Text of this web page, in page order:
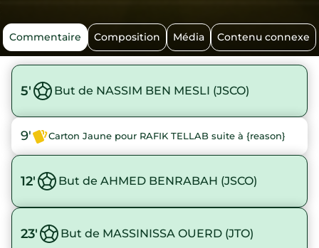
Commentaire Composition Média Contenu connexe
5' But de NASSIM BEN MESLI (JSCO)
9' Carton Jaune pour RAFIK TELLAB suite à {reason}
12' But de AHMED BENRABAH (JSCO)
23' But de MASSINISSA OUERD (JTO)